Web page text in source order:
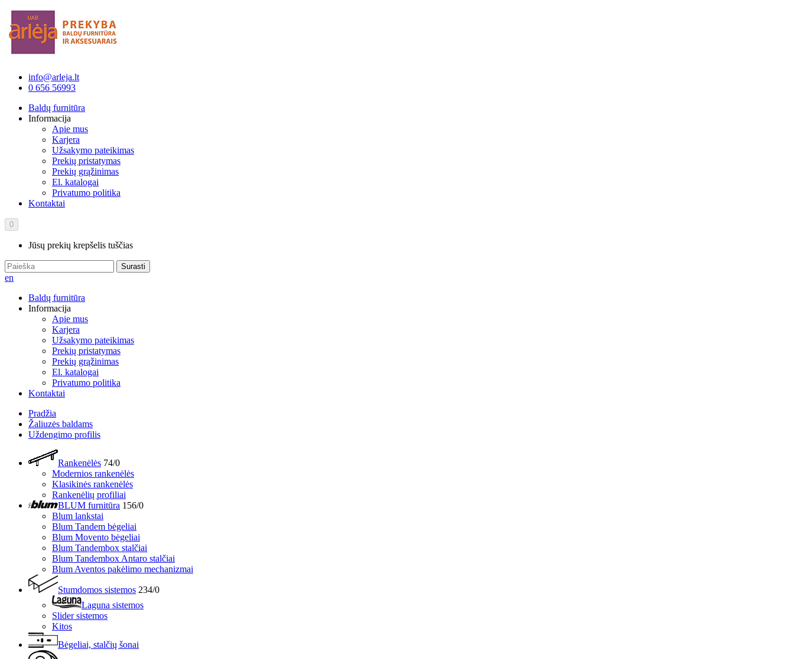
info@arleja.lt
0 656 56993
Baldų furnitūra
Informacija
Apie mus
Karjera
Užsakymo pateikimas
Prekių pristatymas
Prekių grąžinimas
El. katalogai
Privatumo politika
Kontaktai
0
Jūsų prekių krepšelis tuščias
Surasti
en
Baldų furnitūra
Informacija
Apie mus
Karjera
Užsakymo pateikimas
Prekių pristatymas
Prekių grąžinimas
El. katalogai
Privatumo politika
Kontaktai
Pradžia
Žaliuzės baldams
Uždengimo profilis
Rankenėlės 74/0
Modernios rankenėlės
Klasikinės rankenėlės
Rankenėlių profiliai
BLUM furnitūra 156/0
Blum lankstai
Blum Tandem bėgeliai
Blum Movento bėgeliai
Blum Tandembox stalčiai
Blum Tandembox Antaro stalčiai
Blum Aventos pakėlimo mechanizmai
Stumdomos sistemos 234/0
Laguna sistemos
Slider sistemos
Kitos
Bėgeliai, stalčių šonai